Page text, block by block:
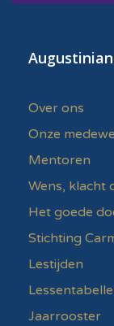
Over ons
Onze
Mentoren
Wens, klacht
Het goede
Stichting
Lestijden
Jaarrooster